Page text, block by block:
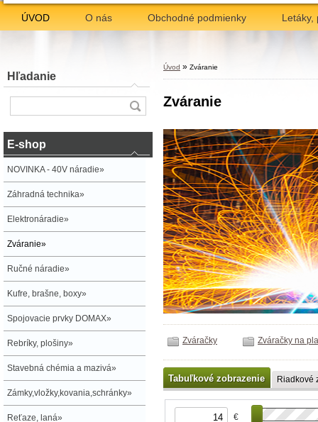
ÚVOD O nás Obchodné podmienky Letáky,
Hľadanie
E-shop
NOVINKA - 40V náradie»
Záhradná technika»
Elektronáradie»
Zváranie»
Ručné náradie»
Kufre, brašne, boxy»
Spojovacie prvky DOMAX»
Rebríky, plošiny»
Stavebná chémia a mazivá»
Zámky,vložky,kovania,schránky»
Reťaze, laná»
Úvod » Zváranie
Zváranie
Zváračky Zváračky na
Tabuľkové zobrazenie Riadkové
€